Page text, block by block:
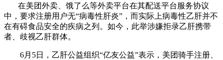
在美团外卖、饿了么等外卖平台在其配送平台服务协议
中，要求注册用户无“病毒性肝炎”，而实际上病毒性乙肝并不
在有碍食品安全的疾病之列。如今，此举涉嫌拒录乙肝携带
者、歧视乙肝群体。
6月5日，乙肝公益组织“亿友公益”表示，美团骑手注册、